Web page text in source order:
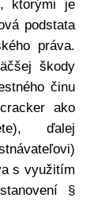
, ktorými je
podstata
práva.
škody
činu
ako
ďalej
s využitím
§